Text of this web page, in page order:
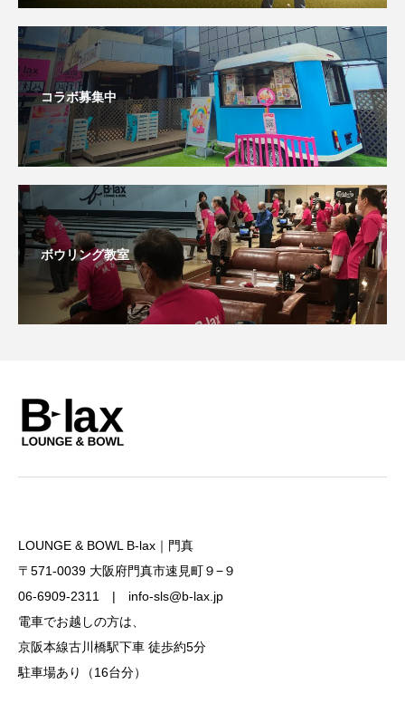
コラボ募集中
ボウリング教室
LOUNGE & BOWL B-lax｜門真
〒571-0039 大阪府門真市速見町９−９
06-6909-2311 | info-sls@b-lax.jp
電車でお越しの方は、
京阪本線古川橋駅下車 徒歩約5分
駐車場あり（16台分）